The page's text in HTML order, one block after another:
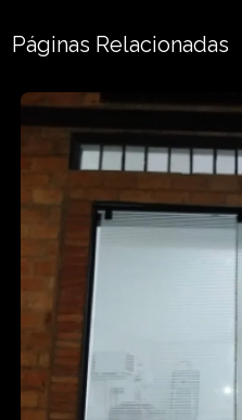
Páginas Relacionadas